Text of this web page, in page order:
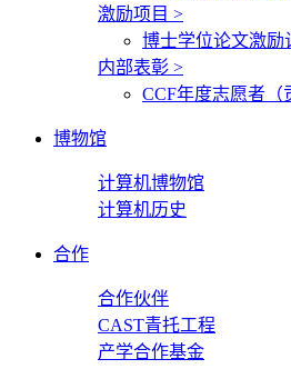
激励项目 >
博士学位论文激励
内部表彰 >
CCF年度志愿者（
博物馆
计算机博物馆
计算机历史
合作
合作伙伴
CAST青托工程
产学合作基金